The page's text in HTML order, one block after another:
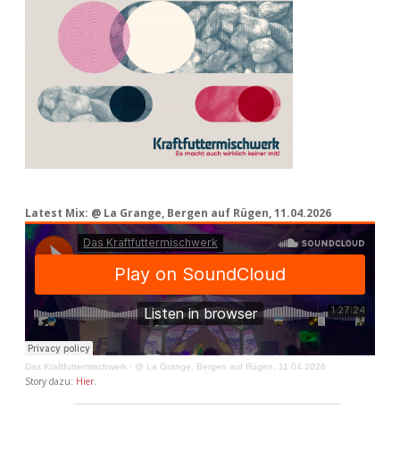
Latest Mix: @ La Grange, Bergen auf Rügen, 11.04.2026
Das Kraftfuttermischwerk · @ La Grange, Bergen auf Rügen, 11.04.2026
Story dazu: Hier.